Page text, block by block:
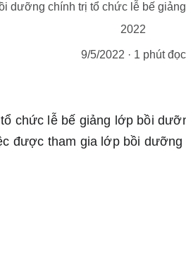
dưỡng chính trị tổ chức lễ bế
2022
9/5/2022 1 phút đọc
chức lễ bế giảng lớp bồi
được tham gia lớp bồi